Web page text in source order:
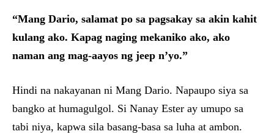
“Mang Dario, salamat po sa pagsakay sa akin kahit
kulang ako. Kapag naging mekaniko ako, ako
naman ang mag-aayos ng jeep n’yo.”
Hindi na nakayanan ni Mang Dario. Napaupo siya sa
bangko at humagulgol. Si Nanay Ester ay umupo sa
tabi niya, kapwa sila basang-basa sa luha at ambon.